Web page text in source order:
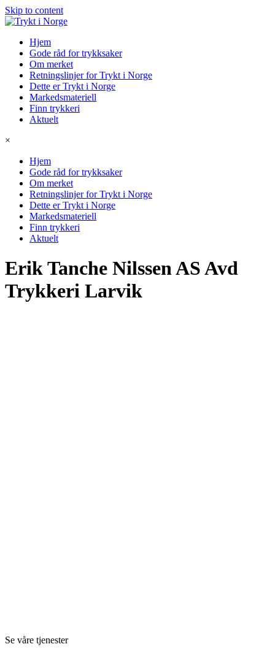
Skip to content
Hjem
Gode råd for trykksaker
Om merket
Retningslinjer for Trykt i Norge
Dette er Trykt i Norge
Markedsmateriell
Finn trykkeri
Aktuelt
×
Hjem
Gode råd for trykksaker
Om merket
Retningslinjer for Trykt i Norge
Dette er Trykt i Norge
Markedsmateriell
Finn trykkeri
Aktuelt
Erik Tanche Nilssen AS Avd
Trykkeri Larvik
Se våre tjenester